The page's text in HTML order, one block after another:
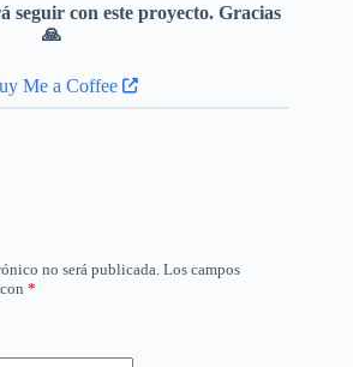
seguir con este proyecto. Gracias
🙏
no será publicada. Los campos
*